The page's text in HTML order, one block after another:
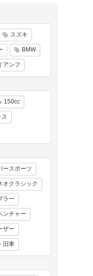
スズキ
BMW
アンフ
150cc
ス
ースポーツ
オクラシック
ラー
ンチャー
ザー
旧車